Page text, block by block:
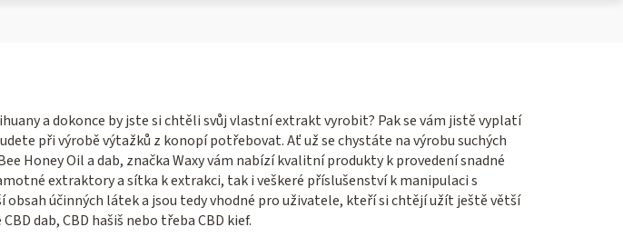
a dokonce by jste si chtěli svůj vlastní extrakt vyrobit? Pak se vám jistě vyplatí
při výrobě výtažků z konopí potřebovat. Ať už se chystáte na výrobu suchých
Honey Oil a dab, značka Waxy vám nabízí kvalitní produkty k provedení snadné
extraktory a sítka k extrakci, tak i veškeré příslušenství k manipulaci s
účinných látek a jsou tedy vhodné pro uživatele, kteří si chtějí užít ještě větší
dab, CBD hašiš nebo třeba CBD kief.